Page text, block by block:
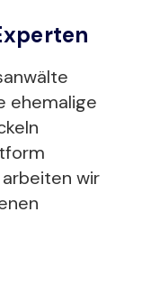
ehemalige
wir